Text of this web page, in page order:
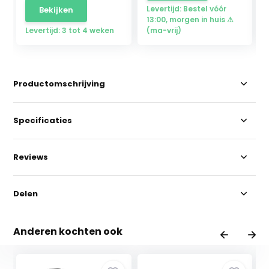
Bekijken
Levertijd: 3 tot 4 weken
Levertijd: Bestel vóór
13:00, morgen in huis ⚠
(ma-vrij)
Productomschrijving
Specificaties
Reviews
Delen
Anderen kochten ook